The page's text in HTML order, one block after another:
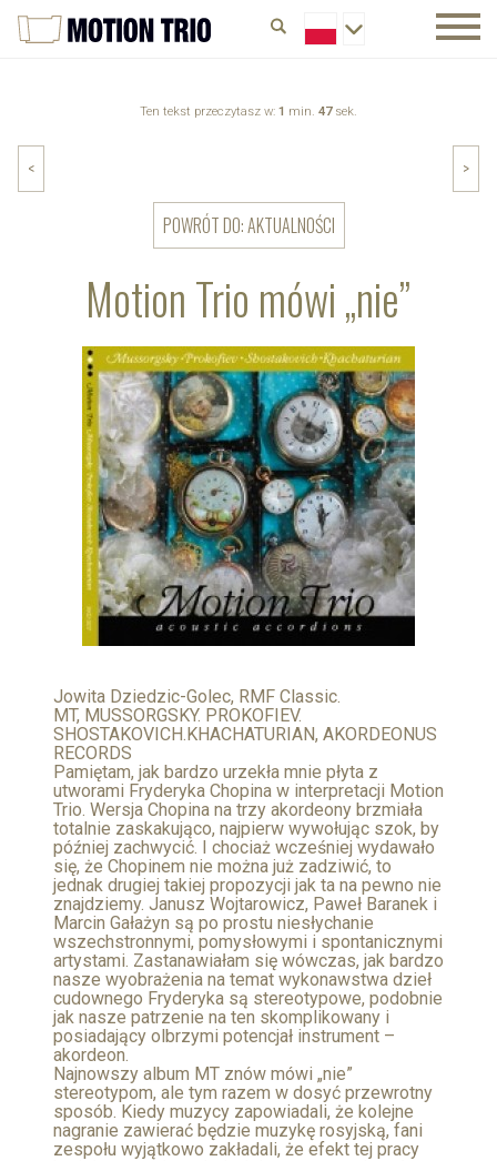
Ten tekst przeczytasz w: 1 min. 47sek.
Motion Trio mówi „nie”
< >
POWRÓT DO: AKTUALNOŚCI
Jowita Dziedzic-Golec, RMF Classic.
MT, MUSSORGSKY. PROKOFIEV.
SHOSTAKOVICH.KHACHATURIAN, AKORDEONUS
RECORDS
Pamiętam, jak bardzo urzekła mnie płyta z
utworami Fryderyka Chopina w interpretacji Motion
Trio. Wersja Chopina na trzy akordeony brzmiała
totalnie zaskakująco, najpierw wywołując szok, by
później zachwycić. I chociaż wcześniej wydawało
się, że Chopinem nie można już zadziwić, to
jednak drugiej takiej propozycji jak ta na pewno nie
znajdziemy. Janusz Wojtarowicz, Paweł Baranek i
Marcin Gałażyn są po prostu niesłychanie
wszechstronnymi, pomysłowymi i spontanicznymi
artystami. Zastanawiałam się wówczas, jak bardzo
nasze wyobrażenia na temat wykonawstwa dzieł
cudownego Fryderyka są stereotypowe, podobnie
jak nasze patrzenie na ten skomplikowany i
posiadający olbrzymi potencjał instrument –
akordeon.
Najnowszy album MT znów mówi „nie”
stereotypom, ale tym razem w dosyć przewrotny
sposób. Kiedy muzycy zapowiadali, że kolejne
nagranie zawierać będzie muzykę rosyjską, fani
zespołu wyjątkowo zakładali, że efekt tej pracy